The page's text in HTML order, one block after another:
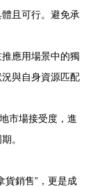
且可行。避免承
應用場景中的獨
與自身資源匹配
市場接受度，進
。
貨銷售”，更是成